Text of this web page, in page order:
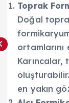
Toprak
Doğal
ortamlarını
Karıncalar,
en yakın